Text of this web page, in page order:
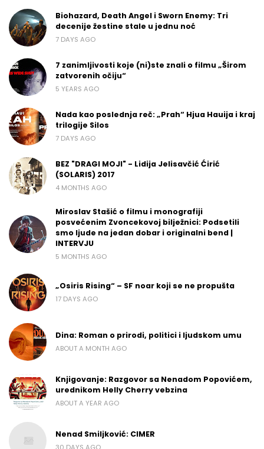
Biohazard, Death Angel i Sworn Enemy: Tri
decenije žestine stale u jednu noć
7 DAYS AGO
7 zanimljivosti koje (ni)ste znali o filmu „Širom
zatvorenih očiju“
5 YEARS AGO
Nada kao poslednja reč: „Prah“ Hjua Hauija i kraj
trilogije Silos
7 DAYS AGO
BEZ "DRAGI MOJI" - Lidija Jelisavčić Ćirić
(SOLARIS) 2017
4 MONTHS AGO
Miroslav Stašić o filmu i monografiji
posvećenim Zvoncekovoj bilježnici: Podsetili
smo ljude na jedan dobar i originalni bend |
INTERVJU
5 MONTHS AGO
„Osiris Rising“ – SF noar koji se ne propušta
17 DAYS AGO
Dina: Roman o prirodi, politici i ljudskom umu
ABOUT A MONTH AGO
Knjigovanje: Razgovor sa Nenadom Popovićem,
urednikom Helly Cherry vebzina
ABOUT A YEAR AGO
Nenad Smiljković: CIMER